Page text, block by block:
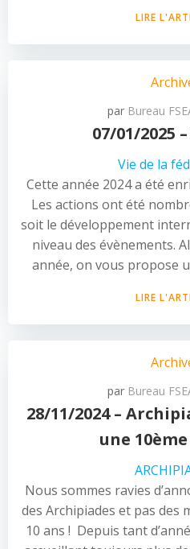
LIRE
par Bureau
07/01/2025
Vie de la
Cette année 2024 a été
Les actions ont été
soit le développement
niveau des évènements.
année, on vous propose
LIRE
par Bureau
28/11/2024 –
une
Nous sommes ravies
des Archipiades et pas des
10 ans ! Depuis tant